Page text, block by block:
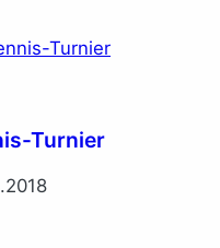
Turnier